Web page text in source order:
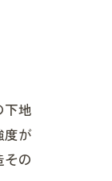
下地
度が
の